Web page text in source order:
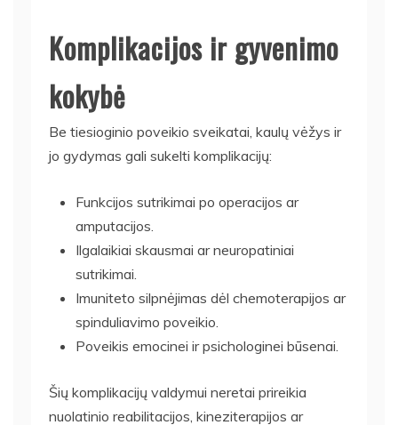
Komplikacijos ir gyvenimo
kokybė
Be tiesioginio poveikio sveikatai, kaulų vėžys ir
jo gydymas gali sukelti komplikacijų:
Funkcijos sutrikimai po operacijos ar
amputacijos.
Ilgalaikiai skausmai ar neuropatiniai
sutrikimai.
Imuniteto silpnėjimas dėl chemoterapijos ar
spinduliavimo poveikio.
Poveikis emocinei ir psichologinei būsenai.
Šių komplikacijų valdymui neretai prireikia
nuolatinio reabilitacijos, kineziterapijos ar